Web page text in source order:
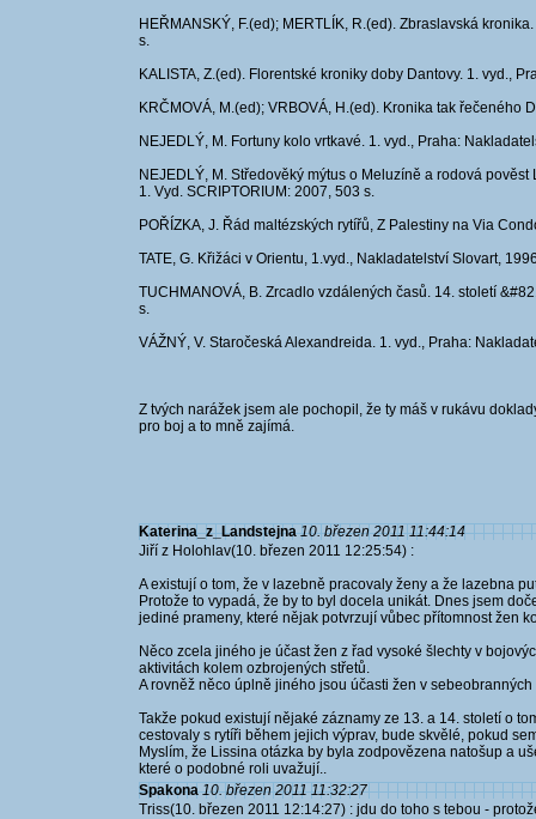
HEŘMANSKÝ, F.(ed); MERTLÍK, R.(ed). Zbraslavská
s.
KALISTA, Z.(ed). Florentské kroniky doby Dantovy. 1. vyd.,
KRČMOVÁ, M.(ed); VRBOVÁ, H.(ed). Kronika tak řečeného
NEJEDLÝ, M. Fortuny kolo vrtkavé. 1. vyd., Praha:
NEJEDLÝ, M. Středověký mýtus o Meluzíně a rodová pověst
1. Vyd. SCRIPTORIUM: 2007, 503 s.
POŘÍZKA, J. Řád maltézských rytířů, Z Palestiny na Via
TATE, G. Křižáci v Orientu, 1.vyd., Nakladatelství Slovart,
TUCHMANOVÁ, B. Zrcadlo vzdálených časů. 14. století
s.
VÁŽNÝ, V. Staročeská Alexandreida. 1. vyd., Praha:
Z tvých narážek jsem ale pochopil, že ty máš v rukávu
pro boj a to mně zajímá.
Katerina_z_Landstejna 10. březen 2011 11:44:14
Jiří z Holohlav(10. březen 2011 12:25:54) :
A existují o tom, že v lazebně pracovaly ženy a že lazebna
Protože to vypadá, že by to byl docela unikát. Dnes jsem
jediné prameny, které nějak potvrzují vůbec přítomnost žen
Něco zcela jiného je účast žen z řad vysoké šlechty v
aktivitách kolem ozbrojených střetů.
A rovněž něco úplně jiného jsou účasti žen v
Takže pokud existují nějaké záznamy ze 13. a 14. století o
cestovaly s rytíři během jejich výprav, bude skvělé, pokud
Myslím, že Lissina otázka by byla zodpovězena natošup a
které o podobné roli uvažují..
Spakona 10. březen 2011 11:32:27
Triss(10. březen 2011 12:14:27) : jdu do toho s tebou -